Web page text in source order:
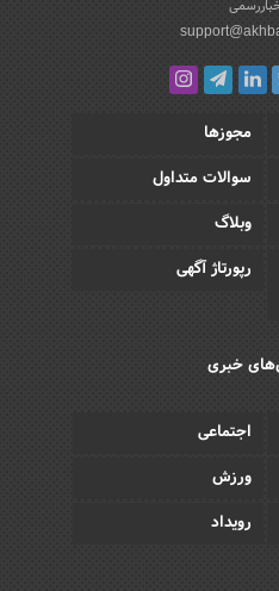
مجوزها
سوالات متداول
وبلاگ
رپورتاژ آگهی
خبری
اجتماعی
ورزش
رویداد